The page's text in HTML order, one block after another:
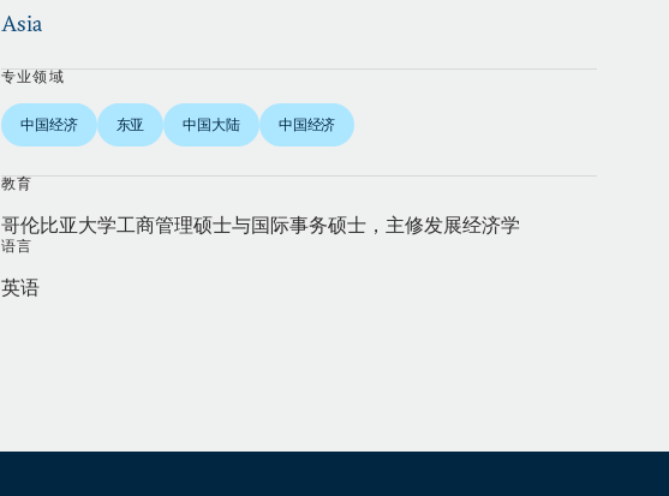
Asia
专业领域
中国经济 东亚 中国大陆 中国经济
教育
哥伦比亚大学工商管理硕士与国际事务硕士，主修发展经济学
语言
英语